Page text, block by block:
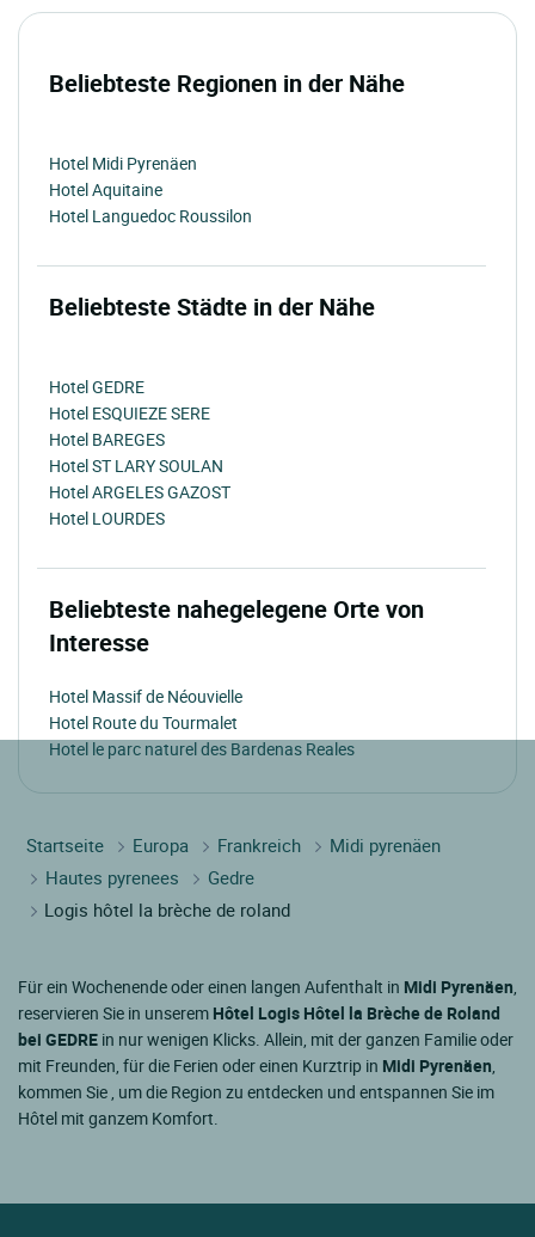
Beliebteste Regionen in der Nähe
Hotel Midi Pyrenäen
Hotel Aquitaine
Hotel Languedoc Roussilon
Beliebteste Städte in der Nähe
Hotel GEDRE
Hotel ESQUIEZE SERE
Hotel BAREGES
Hotel ST LARY SOULAN
Hotel ARGELES GAZOST
Hotel LOURDES
Beliebteste nahegelegene Orte von
Interesse
Hotel Massif de Néouvielle
Hotel Route du Tourmalet
Hotel le parc naturel des Bardenas Reales
Startseite Europa Frankreich
Midi pyrenäen
Hautes pyrenees
Gedre
Logis hôtel la brèche de roland
Für ein Wochenende oder einen langen Aufenthalt in Midi Pyrenäen,
reservieren Sie in unserem Hôtel Logis Hôtel la Brèche de Roland
bei GEDRE in nur wenigen Klicks. Allein, mit der ganzen Familie oder
mit Freunden, für die Ferien oder einen Kurztrip in Midi Pyrenäen,
kommen Sie , um die Region zu entdecken und entspannen Sie im
Hôtel mit ganzem Komfort.